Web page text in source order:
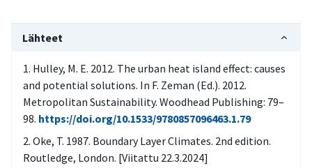
ihmisten kokeman kuumarasituksen
yleistymiseen?
Mitkä paikalliset tekijät vahvistavat
lämpösaarekeilmiötä (sijainti/alue
kaupunkirakenne /tiiviys–väljyys,
Lähteet
Hulley, M. E. 2012. The urban heat island effect: causes
and potential solutions. In F. Zeman (Ed.). 2012.
Metropolitan Sustainability. Woodhead Publishing: 79–
98. https://doi.org/10.1533/9780857096463.1.79
Oke, T. 1987. Boundary Layer Climates. 2nd edition.
Routledge, London. [Viitattu 22.3.2024]